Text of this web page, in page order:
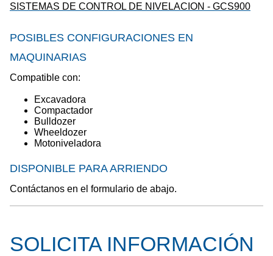
SISTEMAS DE CONTROL DE NIVELACION - GCS900
POSIBLES CONFIGURACIONES EN
MAQUINARIAS
Compatible con:
Excavadora
Compactador
Bulldozer
Wheeldozer
Motoniveladora
DISPONIBLE PARA ARRIENDO
Contáctanos en el formulario de abajo.
SOLICITA INFORMACIÓN